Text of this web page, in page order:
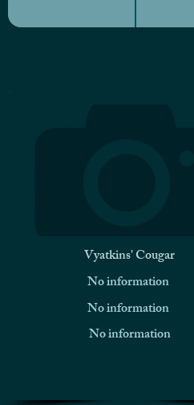
Vyatkins' Cougar
No information
No information
No information